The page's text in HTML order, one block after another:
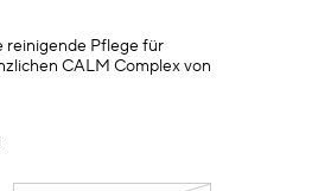
reinigende Pflege für
CALM Complex von